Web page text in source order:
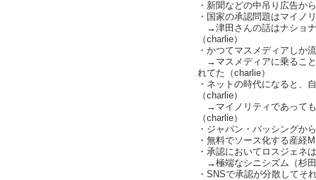
・新聞などの中吊り広告か
・国家の承認問題はマイノ
→津田さんの話はナショナ
（charlie）
・かつてマスメディアしか
→マスメディアに乗ること
れてた（charlie）
・ネットの時代になると、
（charlie）
→マイノリティであっても
（charlie）
・ジャパン・バッシングか
・無料でソース化する産経
・承認においてロスジェネ
→極端なシニシズム（杉
・SNSで承認が分散してそ